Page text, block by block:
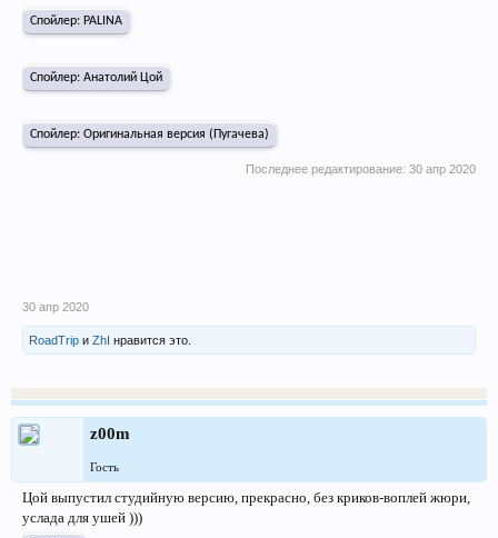
Спойлер: PALINA
Спойлер: Aнатолий Цой
Спойлер: Оригинальная версия (Пугачева)
Последнее редактирование: 30 апр 2020
30 апр 2020
RoadTrip и ZhI нравится это.
z00m
Гость
Цой выпустил студийную версию, прекрасно, без криков-воплей жюри,
услада для ушей )))